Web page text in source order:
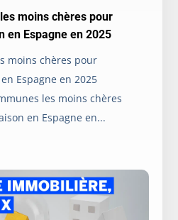
moins chères pour
en Espagne en 2025
moins chères pour
Espagne en 2025
les moins chères
en Espagne en...